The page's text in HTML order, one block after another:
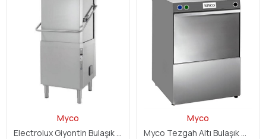
Myco
Electrolux Giyontin Bulaşık Makinesi
Myco
Myco Tezgah Altı Bulaşık Makinesi